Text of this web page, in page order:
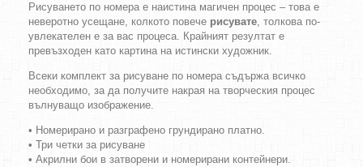
Рисуването по номера е наистина магичен процес – това е
неверотно усещане, колкото повече рисувате, толкова по-
увлекателен е за вас процеса. Крайният резултат е
превъзходен като картина на истински художник.
Всеки комплект за рисуване по номера съдържа всичко
необходимо, за да получите накрая на творческия процес
вълнуващо изображение.
• Номерирано и разграфено грундирано платно.
• Три четки за рисуване
• Акрилни бои в затворени и номерирани контейнери.